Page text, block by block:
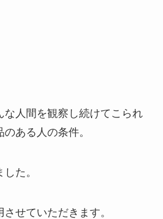
な人間を観察し続けてこられ
ある人の条件。
た。
せていただきます。